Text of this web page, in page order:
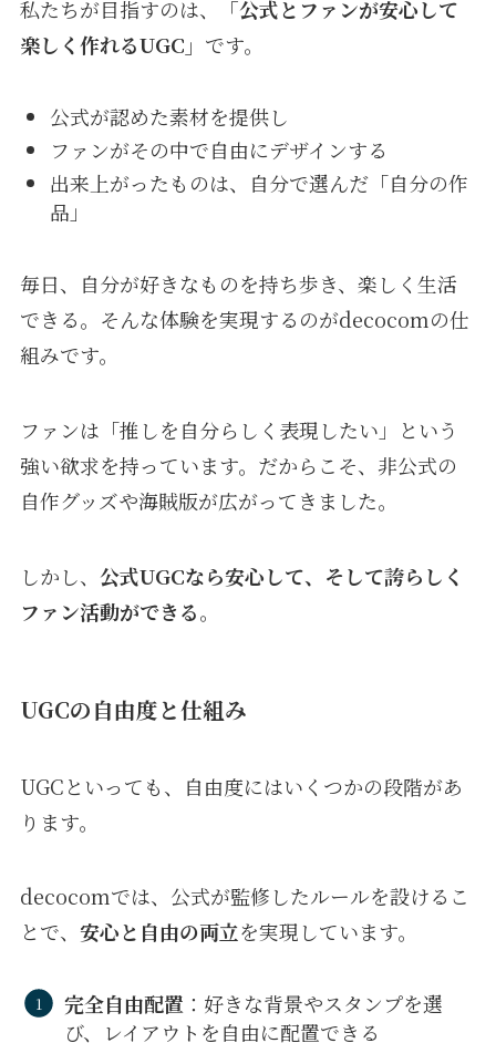
私たちが目指すのは、
「公式とファンが安心して
楽しく作れるUGC」 です。
公式が認めた素材を提供し
ファンがその中で自由にデザインする
出来上がったものは、自分で選んだ「自分の作
品」
毎日、自分が好きなものを持ち歩き、楽しく生活
できる。そんな体験を実現するのがdecocomの仕
組みです。
ファンは「推しを自分らしく表現したい」という
強い欲求を持っています。だからこそ、非公式の
自作グッズや海賊版が広がってきました。
しかし、 公式UGCなら安心して、そして誇らしく
ファン活動ができる。
UGCの自由度と仕組み
UGCといっても、自由度にはいくつかの段階があ
ります。
decocomでは、公式が監修したルールを設けるこ
とで、 安心と自由の両立を実現しています。
完全自由配置 ：好きな背景やスタンプを選
び、レイアウトを自由に配置できる